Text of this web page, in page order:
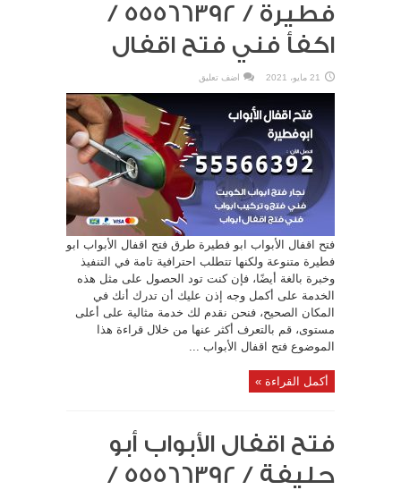
فطيرة / 55566392 /
اكفأ فني فتح اقفال
21 مايو، 2021 اضف تعليق
فتح اقفال الأبواب ابو فطيرة طرق فتح اقفال الأبواب ابو
فطيرة متنوعة ولكنها تتطلب احترافية تامة في التنفيذ
وخبرة بالغة أيضًا، فإن كنت تود الحصول على مثل هذه
الخدمة على أكمل وجه إذن عليك أن تدرك أنك في
المكان الصحيح، فنحن نقدم لك خدمة مثالية على أعلى
مستوى، قم بالتعرف أكثر عنها من خلال قراءة هذا
الموضوع فتح اقفال الأبواب ...
أكمل القراءة »
فتح اقفال الأبواب أبو
حليفة / 55566392 /